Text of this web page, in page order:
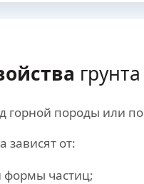
грунта
горной породы или
зависят от:
формы частиц;